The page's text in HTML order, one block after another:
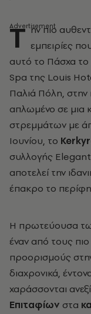
Τ ην πιο
εμπειρίες
αυτό το Πάσχα
Spa της Louis
Παλιά Πόλη, στην
απλωμένο σε μια
στρεμμάτων με
Ιουνίου, το
συλλογής
αποτελεί την
έπακρο το
Η πρωτεύουσα
έναν από τους
προορισμούς
διαχρονικά,
χαράσσονται
Επιταφίων στα